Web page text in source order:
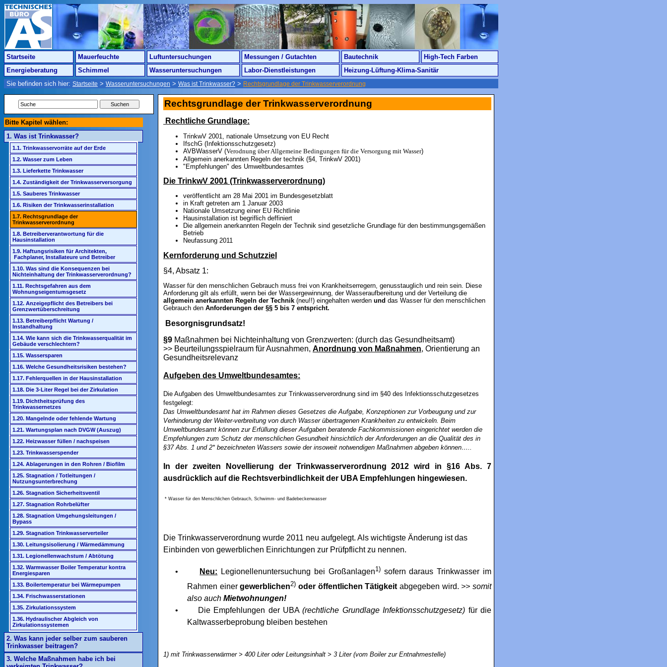
Startseite Mauerfeuchte Luftuntersuchungen Messungen / Gutachten Bautechnik
High-Tech Farben
Energieberatung
Schimmel Wasseruntersuchungen Labor-Dienstleistungen
Heizung-Lüftung-Klima-Sanitär
Sie befinden sich hier: Startseite > Wasseruntersuchungen > Was ist Trinkwasser? > Rechtsgrundlage der Trinkwasserverordnung
Bitte Kapitel wählen:
1. Was ist Trinkwasser?
1.1. Trinkwasservorräte auf der Erde
1.2. Wasser zum Leben
1.3. Lieferkette Trinkwasser
1.4. Zuständigkeit der Trinkwasserversorgung
1.5. Sauberes Trinkwasser
1.6. Risiken der Trinkwasserinstallation
1.7. Rechtsgrundlage der
Trinkwasserverordnung
1.8. Betreiberverantwortung für die
Hausinstallation
1.9. Haftungsrisiken für Architekten,
Fachplaner, Installateure und Betreiber
1.10. Was sind die Konsequenzen bei
Nichteinhaltung der Trinkwasserverordnung?
1.11. Rechtsgefahren aus dem
Wohnungseigentumsgesetz
1.12. Anzeigepflicht des Betreibers bei
Grenzwertüberschreitung
1.13. Betreiberpflicht Wartung /
Instandhaltung
1.14. Wie kann sich die Trinkwasserqualität im
Gebäude verschlechtern?
1.15. Wassersparen
1.16. Welche Gesundheitsrisiken bestehen?
1.17. Fehlerquellen in der Hausinstallation
1.18. Die 3-Liter Regel bei der Zirkulation
1.19. Dichtheitsprüfung des
Trinkwassernetzes
1.20. Mangelnde oder fehlende Wartung
1.21. Wartungsplan nach DVGW (Auszug)
1.22. Heizwasser füllen / nachspeisen
1.23. Trinkwasserspender
1.24. Ablagerungen in den Rohren / Biofilm
1.25. Stagnation / Totleitungen /
Nutzungsunterbrechung
1.26. Stagnation Sicherheitsventil
1.27. Stagnation Rohrbelüfter
1.28. Stagnation Umgehungsleitungen /
Bypass
1.29. Stagnation Trinkwasserverteiler
1.30. Leitungsisolierung / Wärmedämmung
1.31. Legionellenwachstum / Abtötung
1.32. Warmwasser Boiler Temperatur kontra
Energiesparen
1.33. Boilertemperatur bei Wärmepumpen
1.34. Frischwasserstationen
1.35. Zirkulationssystem
1.36. Hydraulischer Abgleich von
Zirkulationssystemen
2. Was kann jeder selber zum sauberen
Trinkwasser beitragen?
3. Welche Maßnahmen habe ich bei
Rechtsgrundlage der Trinkwasserverordnung
Rechtliche Grundlage:
TrinkwV 2001, nationale Umsetzung von EU Recht
IfschG (Infektionsschutzgesetz)
AVBWasserV (Verodnung über Allgemeine Bedingungen für die Versorgung mit Wasser)
Allgemein anerkannten Regeln der technik (§4, TrinkwV 2001)
"Empfehlungen" des Umweltbundesamtes
Die TrinkwV 2001 (Trinkwasserverordnung)
veröffentlicht am 28 Mai 2001 im Bundesgesetzblatt
in Kraft getreten am 1 Januar 2003
Nationale Umsetzung einer EU Richtlinie
Hausinstallation ist begriflich deffiniert
Die allgemein anerkannten Regeln der Technik sind gesetzliche Grundlage für den bestimmungsgemäßen
Betrieb
Neufassung 2011
Kernforderung und Schutzziel
§4, Absatz 1:
Wasser für den menschlichen Gebrauch muss frei von Krankheitserregern, genusstauglich und rein sein. Diese
Anforderung gilt als erfüllt, wenn bei der Wassergewinnung, der Wasseraufbereitung und der Verteilung die
allgemein anerkannten Regeln der Technik (neu!!) eingehalten werden und das Wasser für den menschlichen
Gebrauch den Anforderungen der §§ 5 bis 7 entspricht.
Besorgnisgrundsatz!
§9 Maßnahmen bei Nichteinhaltung von Grenzwerten: (durch das Gesundheitsamt)
>> Beurteilungsspielraum für Ausnahmen, Anordnung von Maßnahmen, Orientierung an
Gesundheitsrelevanz
Aufgeben des Umweltbundesamtes:
Die Aufgaben des Umweltbundesamtes zur Trinkwasserverordnung sind im §40 des Infektionsschutzgesetzes
festgelegt:
Das Umweltbundesamt hat im Rahmen dieses Gesetzes die Aufgabe, Konzeptionen zur Vorbeugung und zur
Verhinderung der Weiter-verbreitung von durch Wasser übertragenen Krankheiten zu entwickeln. Beim
Umweltbundesamt können zur Erfüllung dieser Aufgaben beratende Fachkommissionen eingerichtet werden die
Empfehlungen zum Schutz der menschlichen Gesundheit hinsichtlich der Anforderungen an die Qualität des in
§37 Abs. 1 und 2* bezeichneten Wassers sowie der insoweit notwendigen Maßnahmen abgeben können…..
In der zweiten Novellierung der Trinkwasserverordnung 2012 wird in §16 Abs. 7
ausdrücklich auf die Rechtsverbindlichkeit der UBA Empfehlungen hingewiesen.
* Wasser für den Menschlichen Gebrauch, Schwimm- und Badebeckenwasser
Die Trinkwasserverordnung wurde 2011 neu aufgelegt. Als wichtigste Änderung ist das
Einbinden von gewerblichen Einrichtungen zur Prüfpflicht zu nennen.
• Neu: Legionellenuntersuchung bei Großanlagen1)sofern daraus Trinkwasser im
Rahmen einergewerblichen2) oder öffentlichen Tätigkeit abgegeben wird. >> somit
also auch Mietwohnungen!
•
Die Empfehlungen der UBA(rechtliche Grundlage Infektionsschutzgesetz) für die
Kaltwasserbeprobung bleiben bestehen
1) mit Trinkwasserwärmer > 400 Liter oder Leitungsinhalt > 3 Liter (vom Boiler zur Entnahmestelle)